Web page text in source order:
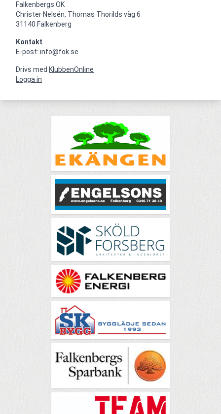
Falkenbergs OK
Christer Nelsén, Thomas Thorilds väg 6
31140 Falkenberg
Kontakt
E-post: info@fok.se
Drivs med KlubbenOnline
Logga in